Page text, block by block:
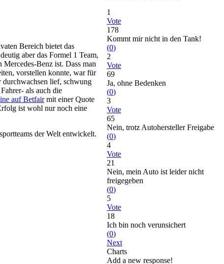
Bereich bietet das
aber das Formel 1 Team,
Benz ist. Dass man
vorstellen konnte, war für
durchwachsen lief, schwung
als auch die
auf Betfairmit einer Quote
ist wohl nur noch eine
der Welt entwickelt.
1
Vote
178
Kommt mir nicht in den Tank!
(0)
2
Vote
69
Ja, ohne Bedenken
(0)
3
Vote
65
Nein, trotz Autohersteller Freigabe
(0)
4
Vote
21
Nein, mein Auto ist leider nicht
freigegeben
(0)
5
Vote
18
Ich bin noch verunsichert
(0)
Next
Charts
Add a new response!